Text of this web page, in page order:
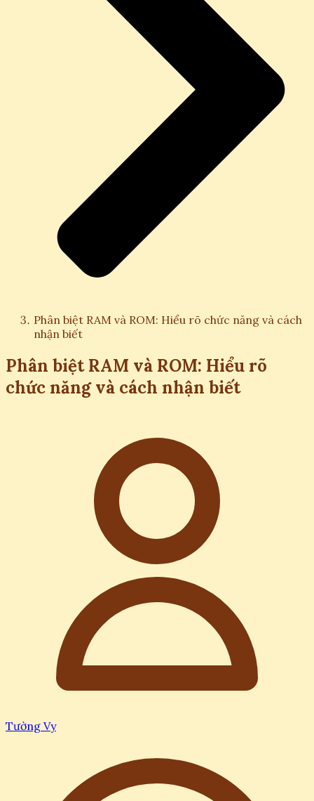
Phân biệt RAM và ROM: Hiểu rõ chức năng và cách
nhận biết
Phân biệt RAM và ROM: Hiểu rõ
chức năng và cách nhận biết
Tường Vy